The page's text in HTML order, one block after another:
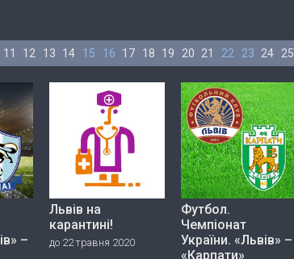
11 12 13 14 15 16 17 18 19 20 21 22 23 24 25
–
Львів на
карантині!
до 22 травня 2020
Футбол.
Чемпіонат
України. «Львів» –
«Карпати»